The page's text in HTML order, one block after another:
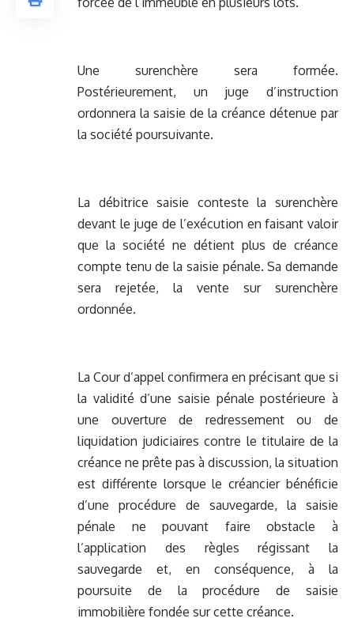
Une surenchère sera formée.
Postérieurement, un juge d’instruction
ordonnera la saisie de la créance détenue par
la société poursuivante.
La débitrice saisie conteste la surenchère
devant le juge de l’exécution en faisant valoir
que la société ne détient plus de créance
compte tenu de la saisie pénale. Sa demande
sera rejetée, la vente sur surenchère
ordonnée.
La Cour d’appel confirmera en précisant que si
la validité d’une saisie pénale postérieure à
une ouverture de redressement ou de
liquidation judiciaires contre le titulaire de la
créance ne prête pas à discussion, la situation
est différente lorsque le créancier bénéficie
d’une procédure de sauvegarde, la saisie
pénale ne pouvant faire obstacle à
l’application des règles régissant la
sauvegarde et, en conséquence, à la
poursuite de la procédure de saisie
immobilière fondée sur cette créance.